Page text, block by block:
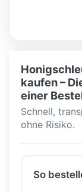
kaufen –
einer
Schnell,
ohne Risiko.
So